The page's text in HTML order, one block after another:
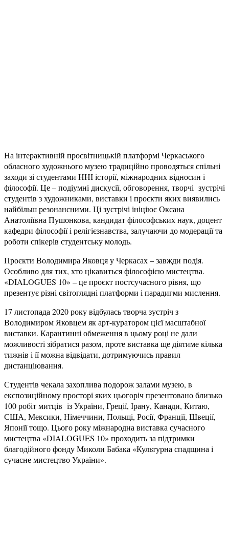
На інтерактивній просвітницькій платформі Черкаського
обласного художнього музею традиційно проводяться спільні
заходи зі студентами ННІ історії, міжнародних відносин і
філософії. Це – подіумні дискусії, обговорення, творчі зустрічі
студентів з художниками, виставки і проєкти яких виявились
найбільш резонансними. Ці зустрічі ініціює Оксана
Анатоліївна Пушонкова, кандидат філософських наук, доцент
кафедри філософії і релігієзнавства, залучаючи до модерації та
роботи спікерів студентську молодь.
Проєкти Володимира Яковця у Черкасах – завжди подія.
Особливо для тих, хто цікавиться філософією мистецтва.
«DIALOGUES 10» – це проєкт постсучасного рівня, що
презентує різні світоглядні платформи і парадигми мислення.
17 листопада 2020 року відбулась творча зустріч з
Володимиром Яковцем як арт-куратором цієї масштабної
виставки. Карантинні обмеження в цьому році не дали
можливості зібратися разом, проте виставка ще діятиме кілька
тижнів і її можна відвідати, дотримуючись правил
дистанціювання.
Студентів чекала захоплива подорож залами музею, в
експозиційному просторі яких цьогоріч презентовано близько
100 робіт митців із України, Греції, Ірану, Канади, Китаю,
США, Мексики, Німеччини, Польщі, Росії, Франції, Швеції,
Японії тощо. Цього року міжнародна виставка сучасного
мистецтва «DIALOGUES 10» проходить за підтримки
благодійного фонду Миколи Бабака «Культурна спадщина і
сучасне мистецтво України».